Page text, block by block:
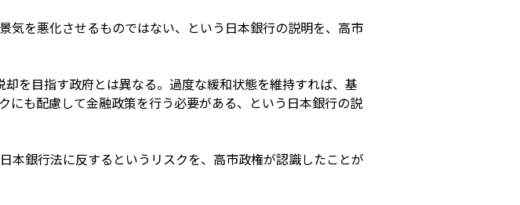
気を悪化させるものではない、という日本銀行の説明を、高市
を目指す政府とは異なる。過度な緩和状態を維持すれば、基
も配慮して金融政策を行う必要がある、という日本銀行の説
本銀行法に反するというリスクを、高市政権が認識したことが